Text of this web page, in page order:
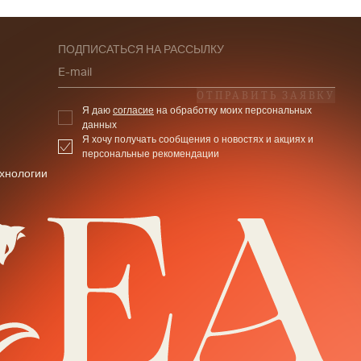
ПОДПИСАТЬСЯ НА РАССЫЛКУ
E-mail
ОТПРАВИТЬ ЗАЯВКУ
Я даю согласие на обработку моих персональных
данных
Я хочу получать сообщения о новостях и акциях и
персональные рекомендации